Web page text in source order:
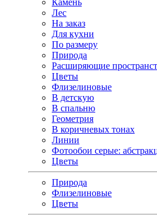
Камень
Лес
На заказ
Для кухни
По размеру
Природа
Расширяющие
Цветы
Флизелиновые
В детскую
В спальню
Геометрия
В коричневых тонах
Линии
Фотообои серые:
Цветы
Природа
Флизелиновые
Цветы